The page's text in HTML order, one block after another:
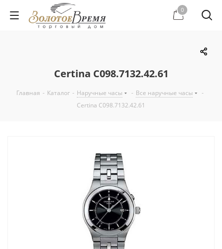
0
Certina C098.7132.42.61
Главная - Каталог - Наручные часы - Все наручные часы
-
Certina C098.7132.42.61